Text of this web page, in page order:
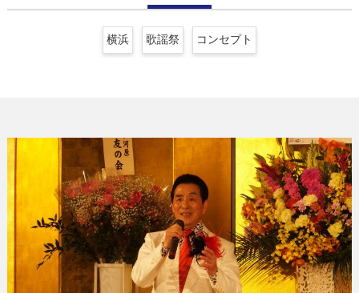
横浜 歌謡祭 コンセプト